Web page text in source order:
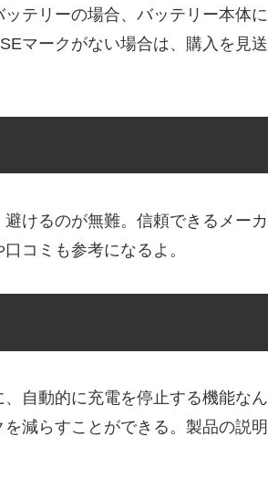
テリーの場合、バッテリー本体に
マークがない場合は、購入を見送
けるのが無難。信頼できるメーカ
コミも参考になるよ。
自動的に充電を停止する機能なん
減らすことができる。製品の説明